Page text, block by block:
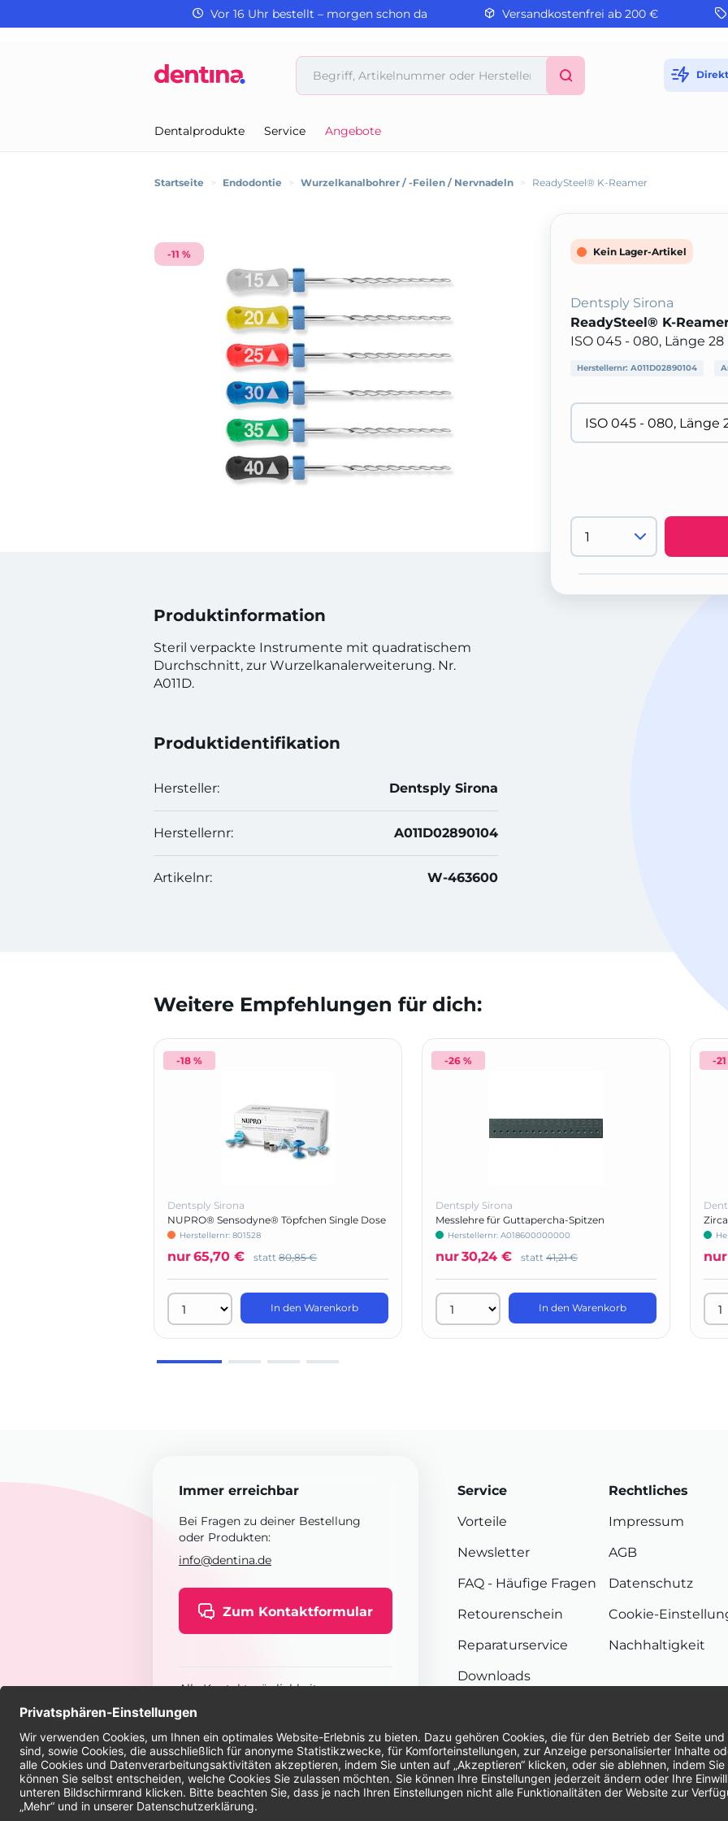
Vor 16 Uhr bestellt – morgen schon da Versandkostenfrei ab 200 €
Dentalprodukte Service Angebote
Startseite > Endodontie > Wurzelkanalbohrer / -Feilen / Nervnadeln > ReadySteel® K-Reamer
-11 %
Produktinformation
Steril verpackte Instrumente mit quadratischem
Durchschnitt, zur Wurzelkanalerweiterung. Nr.
A011D.
Produktidentifikation
Hersteller: Dentsply Sirona
Herstellernr: A011D02890104
Artikelnr: W-463600
Kein Lager-Artikel
Dentsply Sirona
ReadySteel® K-
ISO 045 - 080, Länge
Herstellernr: A011D02890104
Weitere Empfehlungen für dich:
-18 %
Dentsply Sirona
NUPRO® Sensodyne® Töpfchen Single Dose
ohne Fluorid
Herstellernr: 801528
nur65,70 € statt 80,85 €
In den Warenkorb
-26 %
Dentsply Sirona
Messlehre für Guttapercha-Spitzen
Herstellernr: A018600000000
nur30,24 € statt 41,21 €
In den Warenkorb
-
nur
Immer erreichbar
Bei Fragen zu deiner Bestellung
oder Produkten:
info@dentina.de
Zum Kontaktformular
Alle Kontaktmöglichkeiten
Service
Vorteile
Newsletter
FAQ - Häufige Fragen
Retourenschein
Reparaturservice
Downloads
Rechtliches
Impressum
AGB
Datenschutz
Cookie-
Nachhaltigkeit